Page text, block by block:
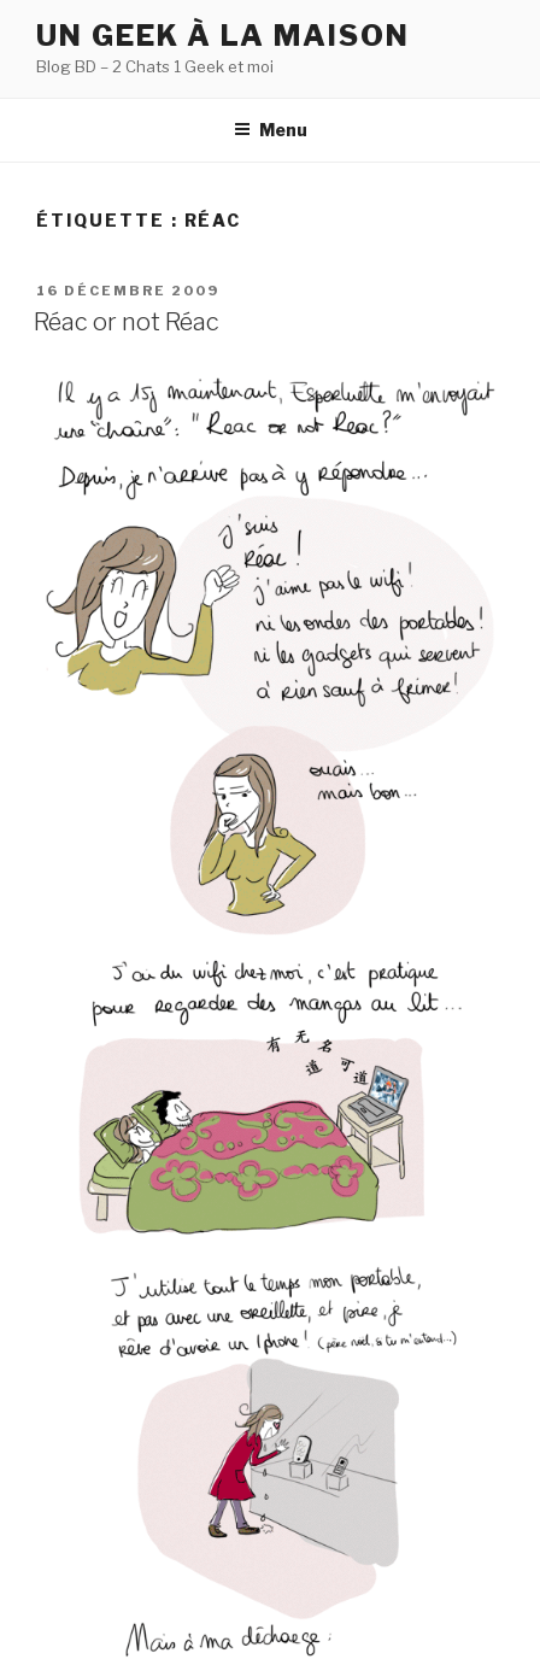
contenu
UN GEEK À LA MAISON
Blog BD – 2 Chats 1 Geek et moi
Menu
ÉTIQUETTE : RÉAC
PUBLIÉ
LE
16 DÉCEMBRE 2009
Réac or not Réac